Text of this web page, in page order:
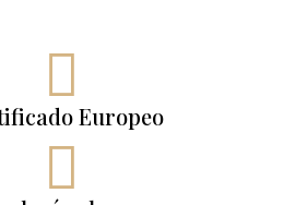

Europeo
